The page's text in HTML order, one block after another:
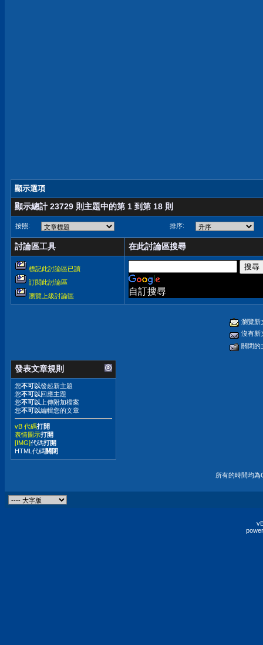
顯示選項
顯示總計 23729 則主題中的第 1 到第 18 則
按照: 排序:
討論區工具 在此討論區搜尋
標記此討論區已讀
訂閱此討論區
瀏覽上級討論區
自訂搜尋
瀏覽新
沒有新
關閉的
發表文章規則
您不可以發起新主題
您不可以回應主題
您不可以 上傳附加檔案
您不可以編輯您的文章
vB 代碼打開
表情圖示打開
[IMG]代碼打開
HTML代碼關閉
所有的時間均為